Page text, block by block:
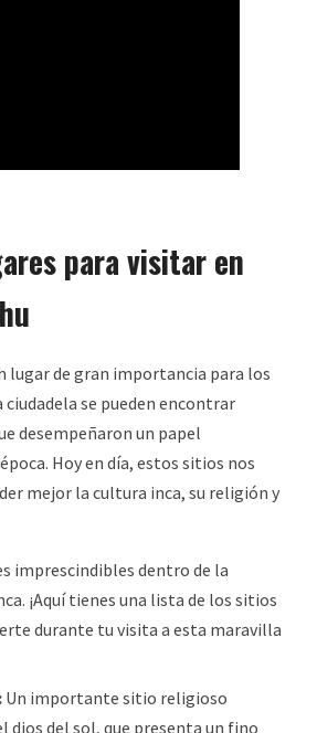
para visitar en
lugar de gran importancia para los
ciudadela se pueden encontrar
desempeñaron un papel
Hoy en día, estos sitios nos
mejor la cultura inca, su religión y
imprescindibles dentro de la
¡Aquí tienes una lista de los sitios
durante tu visita a esta maravilla
Un importante sitio religioso
dios del sol, que presenta un fino